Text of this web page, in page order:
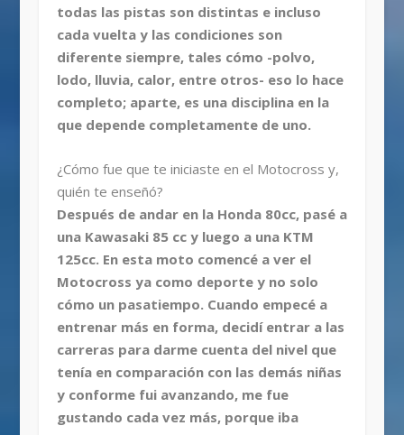
todas las pistas son distintas e incluso
cada vuelta y las condiciones son
diferente siempre, tales cómo -polvo,
lodo, lluvia, calor, entre otros- eso lo hace
completo; aparte, es una disciplina en la
que depende completamente de uno.
¿Cómo fue que te iniciaste en el Motocross y,
quién te enseñó?
Después de andar en la Honda 80cc, pasé a
una Kawasaki 85 cc y luego a una KTM
125cc. En esta moto comencé a ver el
Motocross ya como deporte y no solo
cómo un pasatiempo. Cuando empecé a
entrenar más en forma, decidí entrar a las
carreras para darme cuenta del nivel que
tenía en comparación con las demás niñas
y conforme fui avanzando, me fue
gustando cada vez más, porque iba